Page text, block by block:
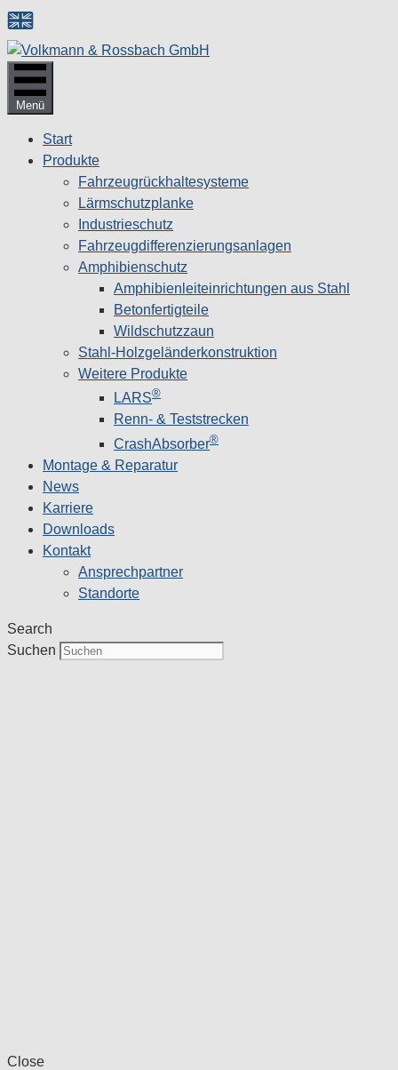
Zum
Inhalt
springen
Menü
Start
Produkte
Fahrzeugrückhaltesysteme
Lärmschutzplanke
Industrieschutz
Fahrzeug­differenzierungsanlagen
Amphibienschutz
Amphibienleiteinrichtungen aus Stahl
Betonfertigteile
Wildschutzzaun
Stahl-Holzgeländerkonstruktion
Weitere Produkte
LARS®
Renn- & Teststrecken
CrashAbsorber®
Montage & Reparatur
News
Karriere
Downloads
Kontakt
Ansprechpartner
Standorte
Search
Suchen
Close